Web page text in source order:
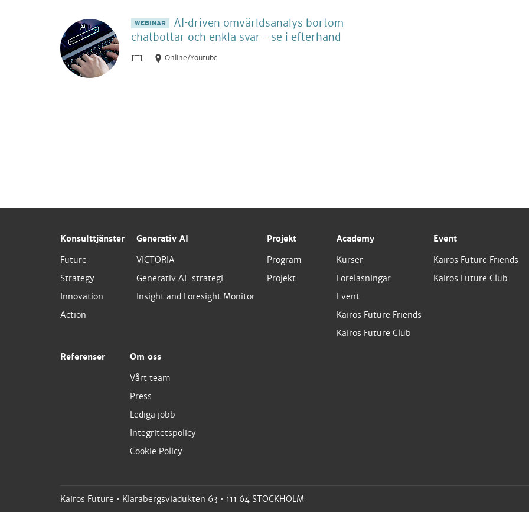
WEBINAR
AI-driven omvärldsanalys bortom
chatbottar och enkla svar – se i efterhand
Online/Youtube
Konsulttjänster
Future
Strategy
Innovation
Action
Generativ AI
VICTORIA
Generativ AI-strategi
Insight and Foresight Monitor
Projekt
Program
Projekt
Academy
Kurser
Föreläsningar
Event
Kairos Future Friends
Kairos Future Club
Event
Kairos Future Friends
Kairos Future Club
Referenser
Om oss
Vårt team
Press
Lediga jobb
Integritetspolicy
Cookie Policy
Kairos Future • Klarabergsviadukten 63 • 111 64 STOCKHOLM